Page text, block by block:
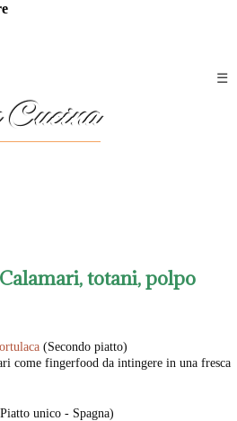
☰
Calamari, totani, polpo
(Secondo piatto)
come fingerfood da intingere in una fresca
unico - Spagna)